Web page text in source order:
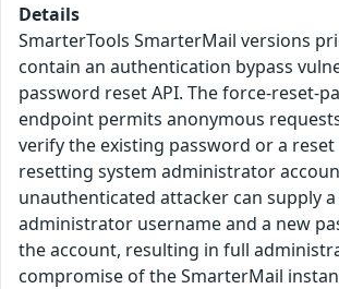
Details
SmarterTools SmarterMail versions
contain an authentication bypass
password reset API. The force-reset-
endpoint permits anonymous
verify the existing password or a
resetting system administrator
unauthenticated attacker can supply
administrator username and a new
the account, resulting in full
compromise of the SmarterMail